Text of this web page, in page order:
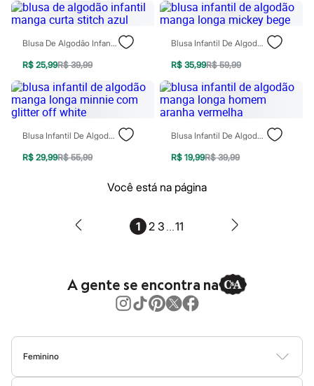
Hidratante
Protetor solar
Maquiagens
Base
Batom
Blush
Corretivo
Gloss
Pó facial
Sombras
Banderas
Fran by Franciny Ehlke
Rabanne
Real Techniques
Vizzela
Vult
Blusa De Algodão Infantil Manga Curta Stitch Azul
R$ 25,99R$ 39,99
Blusa Infantil De Algodão Manga Longa Mickey Bege
R$ 35,99R$ 59,99
Blusa Infantil De Algodão Manga Longa Minnie Com Glitter Off White
R$ 29,99R$ 55,99
Blusa Infantil De Algodão Manga Longa Homem Aranha Vermelha
R$ 19,99R$ 39,99
Você está na página
1 2 3 ...11
A gente se encontra na
Feminino
BlusasCalçasVestidosSaiasCasacosModa PraiaModa Íntima